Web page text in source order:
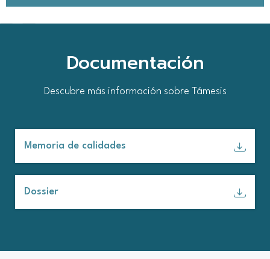
Documentación
Descubre más información sobre Támesis
Memoria de calidades
Dossier